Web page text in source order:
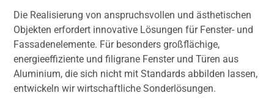
Die Realisierung von anspruchsvollen und ästhetischen
Objekten erfordert innovative Lösungen für Fenster- und
Fassadenelemente. Für besonders großflächige,
energieeffiziente und filigrane Fenster und Türen aus
Aluminium, die sich nicht mit Standards abbilden lassen,
entwickeln wir wirtschaftliche Sonderlösungen.